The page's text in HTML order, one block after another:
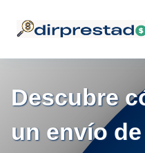
Descubre
un envío